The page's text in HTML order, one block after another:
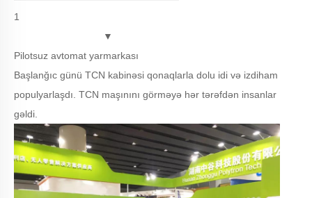
1
▼
Pilotsuz avtomat yarmarkası
Başlanğıc günü TCN kabinəsi qonaqlarla dolu idi və izdiham
populyarlaşdı. TCN maşınını görməyə hər tərəfdən insanlar
gəldi.